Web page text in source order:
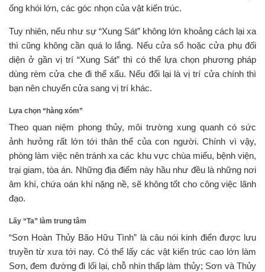
ống khói lớn, các góc nhọn của vật kiến trúc.
Tuy nhiên, nếu như sự “Xung Sát” không lớn khoảng cách lại xa
thì cũng không cần quá lo lắng. Nếu cửa sổ hoặc cửa phụ đối
diện ở gần vị trí “Xung Sát” thì có thể lựa chọn phương pháp
dùng rèm cửa che đi thế xấu. Nếu đổi lại là vị trí cửa chính thì
bạn nên chuyển cửa sang vị trí khác.
Lựa chọn “hàng xóm”
Theo quan niệm phong thủy, môi trường xung quanh có sức
ảnh hưởng rất lớn tới thân thể của con người. Chính vì vậy,
phòng làm việc nên tránh xa các khu vực chùa miếu, bệnh viện,
trại giam, tòa án. Những địa điểm này hầu như đều là những nơi
âm khí, chứa oán khí nặng nề, sẽ không tốt cho công việc lãnh
đạo.
Lấy “Ta” làm trung tâm
“Sơn Hoàn Thủy Bão Hữu Tình” là câu nói kinh điển được lưu
truyền từ xưa tới nay. Có thể lấy các vật kiến trúc cao lớn làm
Sơn, đem đường đi lối lại, chỗ nhìn thấp làm thủy; Sơn và Thủy